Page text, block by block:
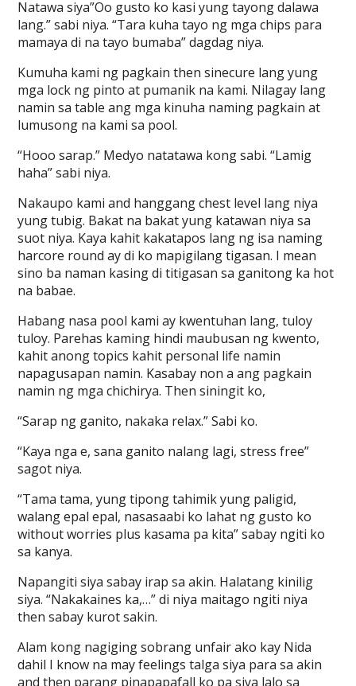
Natawa siya”Oo gusto ko kasi yung tayong dalawa
lang.” sabi niya. “Tara kuha tayo ng mga chips para
mamaya di na tayo bumaba” dagdag niya.
Kumuha kami ng pagkain then sinecure lang yung
mga lock ng pinto at pumanik na kami. Nilagay lang
namin sa table ang mga kinuha naming pagkain at
lumusong na kami sa pool.
“Hooo sarap.” Medyo natatawa kong sabi. “Lamig
haha” sabi niya.
Nakaupo kami and hanggang chest level lang niya
yung tubig. Bakat na bakat yung katawan niya sa
suot niya. Kaya kahit kakatapos lang ng isa naming
harcore round ay di ko mapigilang tigasan. I mean
sino ba naman kasing di titigasan sa ganitong ka hot
na babae.
Habang nasa pool kami ay kwentuhan lang, tuloy
tuloy. Parehas kaming hindi maubusan ng kwento,
kahit anong topics kahit personal life namin
napagusapan namin. Kasabay non a ang pagkain
namin ng mga chichirya. Then siningit ko,
“Sarap ng ganito, nakaka relax.” Sabi ko.
“Kaya nga e, sana ganito nalang lagi, stress free”
sagot niya.
“Tama tama, yung tipong tahimik yung paligid,
walang epal epal, nasasaabi ko lahat ng gusto ko
without worries plus kasama pa kita” sabay ngiti ko
sa kanya.
Napangiti siya sabay irap sa akin. Halatang kinilig
siya. “Nakakaines ka,…” di niya maitago ngiti niya
then sabay kurot sakin.
Alam kong nagiging sobrang unfair ako kay Nida
dahil I know na may feelings talga siya para sa akin
and then parang pinapapafall ko pa siya lalo sa